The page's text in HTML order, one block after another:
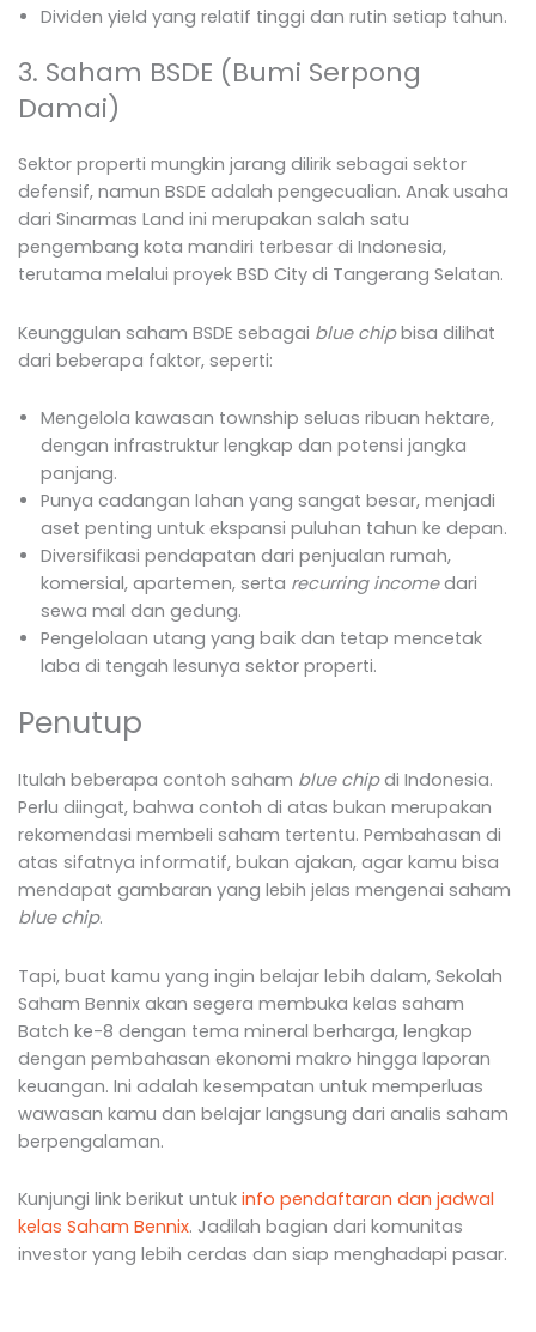
Dividen yield yang relatif tinggi dan rutin setiap tahun.
3. Saham BSDE (Bumi Serpong
Damai)
Sektor properti mungkin jarang dilirik sebagai sektor
defensif, namun BSDE adalah pengecualian. Anak usaha
dari Sinarmas Land ini merupakan salah satu
pengembang kota mandiri terbesar di Indonesia,
terutama melalui proyek BSD City di Tangerang Selatan.
Keunggulan saham BSDE sebagai blue chipbisa dilihat
dari beberapa faktor, seperti:
Mengelola kawasan township seluas ribuan hektare,
dengan infrastruktur lengkap dan potensi jangka
panjang.
Punya cadangan lahan yang sangat besar, menjadi
aset penting untuk ekspansi puluhan tahun ke depan.
Diversifikasi pendapatan dari penjualan rumah,
komersial, apartemen, serta recurring incomedari
sewa mal dan gedung.
Pengelolaan utang yang baik dan tetap mencetak
laba di tengah lesunya sektor properti.
Penutup
Itulah beberapa contoh saham blue chipdi Indonesia.
Perlu diingat, bahwa contoh di atas bukan merupakan
rekomendasi membeli saham tertentu. Pembahasan di
atas sifatnya informatif, bukan ajakan, agar kamu bisa
mendapat gambaran yang lebih jelas mengenai saham
blue chip.
Tapi, buat kamu yang ingin belajar lebih dalam, Sekolah
Saham Bennix akan segera membuka kelas saham
Batch ke-8 dengan tema mineral berharga, lengkap
dengan pembahasan ekonomi makro hingga laporan
keuangan. Ini adalah kesempatan untuk memperluas
wawasan kamu dan belajar langsung dari analis saham
berpengalaman.
Kunjungi link berikut untuk info pendaftaran dan jadwal
kelas Saham Bennix. Jadilah bagian dari komunitas
investor yang lebih cerdas dan siap menghadapi pasar.